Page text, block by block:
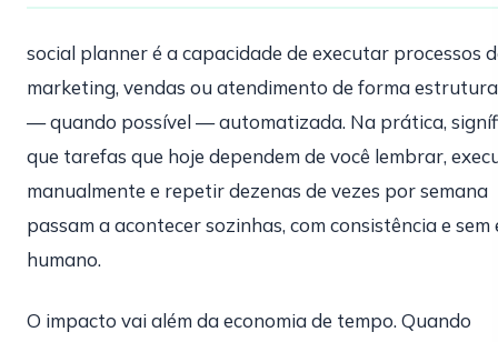
social planner é a capacidade de executar processos
marketing, vendas ou atendimento de forma
— quando possível — automatizada. Na prática,
que tarefas que hoje dependem de você lembrar,
manualmente e repetir dezenas de vezes por semana
passam a acontecer sozinhas, com consistência e sem
humano.
O impacto vai além da economia de tempo. Quando